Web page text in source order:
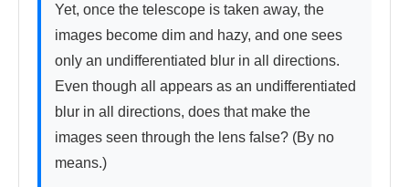
Yet, once the telescope is taken away, the
images become dim and hazy, and one sees
only an undifferentiated blur in all directions.
Even though all appears as an undifferentiated
blur in all directions, does that make the
images seen through the lens false? (By no
means.)